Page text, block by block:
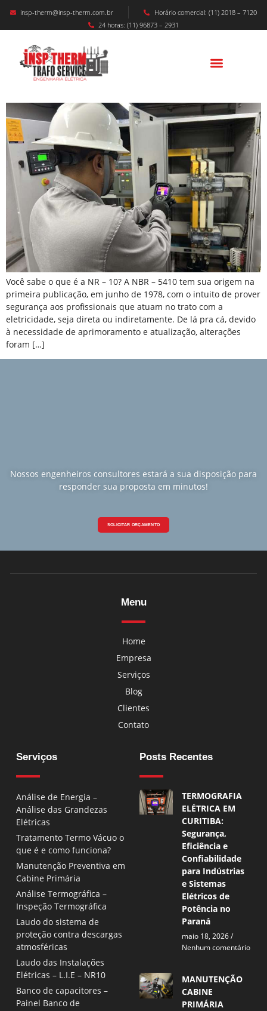
insp-therm@insp-therm.com.br
Horário comercial: (11) 2018 – 7120
24 horas: (11) 96873 – 2931
NR 10 – Norma Regulamentadora 10: O Guia
Completo
Você sabe o que é a NR – 10? A NBR – 5410 tem sua origem na
primeira publicação, em junho de 1978, com o intuito de prover
segurança aos profissionais que atuam no trato com a
eletricidade, seja direta ou indiretamente. De lá pra cá, devido
à necessidade de aprimoramento e atualização, alterações
foram […]
Nossos engenheiros consultores estará a sua disposição para
responder sua proposta em minutos!
SOLICITAR ORÇAMENTO
Menu
Home
Empresa
Serviços
Blog
Clientes
Contato
Serviços
Análise de Energia –
Análise das Grandezas
Elétricas
Tratamento Termo Vácuo o
que é e como funciona?
Manutenção Preventiva em
Cabine Primária
Análise Termográfica –
Inspeção Termográfica
Laudo do sistema de
proteção contra descargas
atmosféricas
Laudo das Instalações
Elétricas – L.I.E – NR10
Banco de capacitores –
Painel Banco de
Posts Recentes
TERMOGRAFIA
ELÉTRICA EM
CURITIBA:
Segurança,
Eficiência e
Confiabilidade
para Indústrias
e Sistemas
Elétricos de
Potência no
Paraná
maio 18, 2026
Nenhum comentário
MANUTENÇÃO
CABINE
PRIMÁRIA